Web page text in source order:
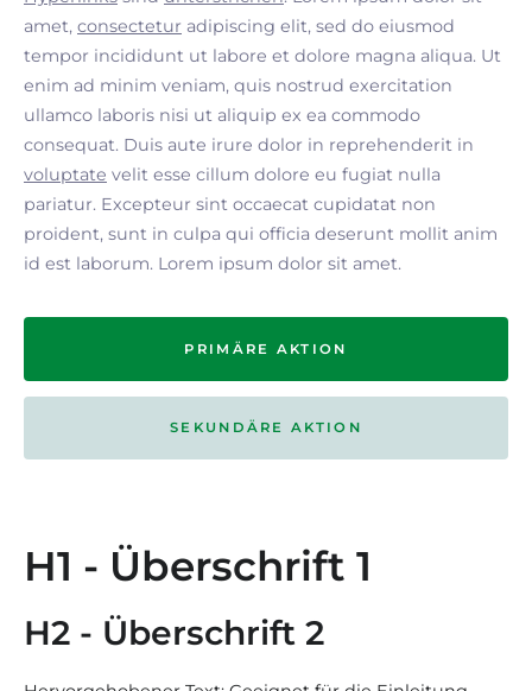
amet, consectetur adipiscing elit, sed do eiusmod
tempor incididunt ut labore et dolore magna aliqua. Ut
enim ad minim veniam, quis nostrud exercitation
ullamco laboris nisi ut aliquip ex ea commodo
consequat. Duis aute irure dolor in reprehenderit in
voluptate velit esse cillum dolore eu fugiat nulla
pariatur. Excepteur sint occaecat cupidatat non
proident, sunt in culpa qui officia deserunt mollit anim
id est laborum. Lorem ipsum dolor sit amet.
PRIMÄRE AKTION
SEKUNDÄRE AKTION
H1 - Überschrift 1
H2 - Überschrift 2